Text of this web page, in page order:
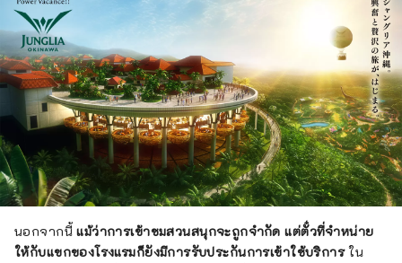
นอกจากนี้แม้ว่าการเข้าชมสวนสนุกจะถูกจำกัด แต่ตั๋วที่จำหน่าย
ให้กับแขกของโรงแรมก็ยังมีการรับประกันการเข้าใช้บริการใน